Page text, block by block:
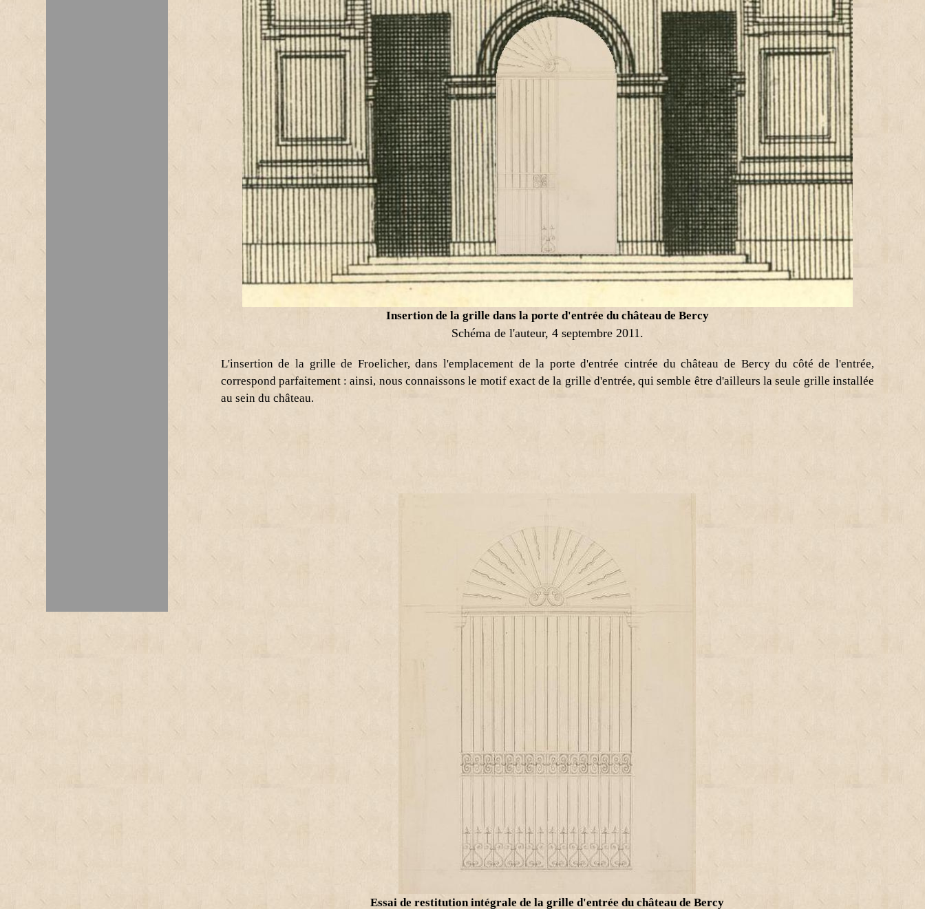
Insertion de la grille dans la porte d'entrée du château de Bercy
Schéma de l'auteur, 4 septembre 2011.
L'insertion de la grille de Froelicher, dans l'emplacement de la porte d'entrée cintrée du château de Bercy du côté de l'entrée,
correspond parfaitement : ainsi, nous connaissons le motif exact de la grille d'entrée, qui semble être d'ailleurs la seule grille installée
au sein du château.
Essai de restitution intégrale de la grille d'entrée du château de Bercy